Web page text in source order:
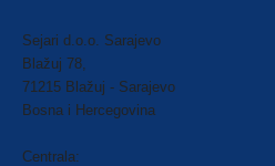
Sejari d.o.o. Sarajevo
Blažuj 78,
71215 Blažuj - Sarajevo
Bosna i Hercegovina
Centrala: